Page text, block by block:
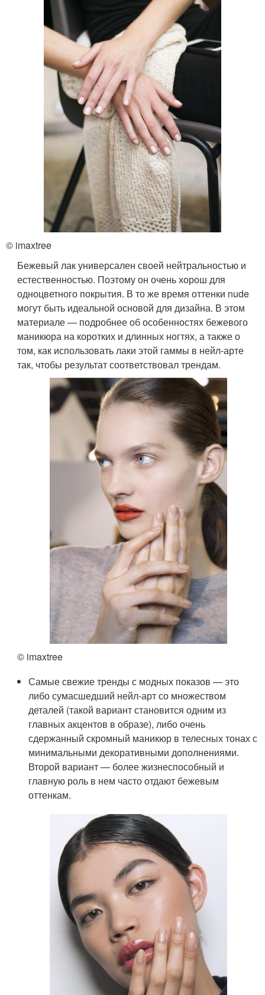
© imaxtree
Бежевый лак универсален своей нейтральностью и
естественностью. Поэтому он очень хорош для
одноцветного покрытия. В то же время оттенки nude
могут быть идеальной основой для дизайна. В этом
материале — подробнее об особенностях бежевого
маникюра на коротких и длинных ногтях, а также о
том, как использовать лаки этой гаммы в нейл-арте
так, чтобы результат соответствовал трендам.
© imaxtree
Самые свежие тренды с модных показов — это
либо сумасшедший нейл-арт со множеством
деталей (такой вариант становится одним из
главных акцентов в образе), либо очень
сдержанный скромный маникюр в телесных тонах с
минимальными декоративными дополнениями.
Второй вариант — более жизнеспособный и
главную роль в нем часто отдают бежевым
оттенкам.